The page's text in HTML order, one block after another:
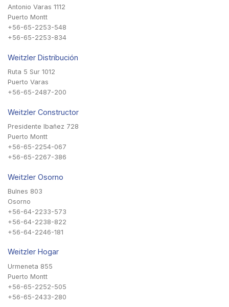
Antonio Varas 1112
Puerto Montt
+56-65-2253-548
+56-65-2253-834
Weitzler Distribución
Ruta 5 Sur 1012
Puerto Varas
+56-65-2487-200
Weitzler Constructor
Presidente Ibañez 728
Puerto Montt
+56-65-2254-067
+56-65-2267-386
Weitzler Osorno
Bulnes 803
Osorno
+56-64-2233-573
+56-64-2238-822
+56-64-2246-181
Weitzler Hogar
Urmeneta 855
Puerto Montt
+56-65-2252-505
+56-65-2433-280